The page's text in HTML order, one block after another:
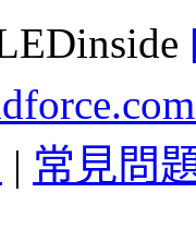
| 常見問